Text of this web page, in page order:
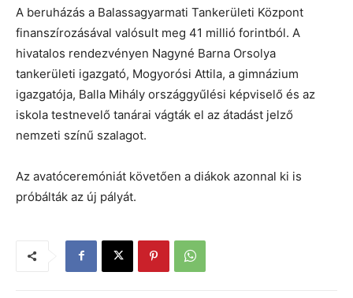
A beruházás a Balassagyarmati Tankerületi Központ
finanszírozásával valósult meg 41 millió forintból. A
hivatalos rendezvényen Nagyné Barna Orsolya
tankerületi igazgató, Mogyorósi Attila, a gimnázium
igazgatója, Balla Mihály országgyűlési képviselő és az
iskola testnevelő tanárai vágták el az átadást jelző
nemzeti színű szalagot.
Az avatóceremóniát követően a diákok azonnal ki is
próbálták az új pályát.